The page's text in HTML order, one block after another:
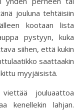
jouluna tehtäisiin
kootaan lista
pystyyn, kuka
siihen, että kukin
saattaakin
myyjäisistä.
jouluaattoa
kenellekin lahjan.